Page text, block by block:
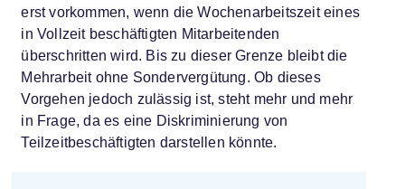
erst vorkommen, wenn die Wochenarbeitszeit eines
in Vollzeit beschäftigten Mitarbeitenden
überschritten wird. Bis zu dieser Grenze bleibt die
Mehrarbeit ohne Sondervergütung. Ob dieses
Vorgehen jedoch zulässig ist, steht mehr und mehr
in Frage, da es eine Diskriminierung von
Teilzeitbeschäftigten darstellen könnte.